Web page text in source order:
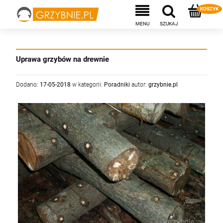
Uprawa grzybów na drewnie
Dodano: 17-05-2018 w kategorii: Poradniki autor: grzybnie.pl